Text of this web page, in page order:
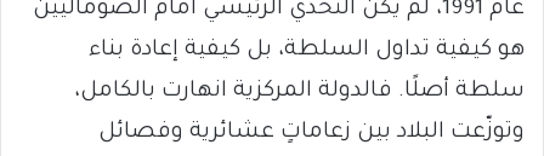
عام 1991، لم يكن التحدّي الرئيسي أمام الصوماليين
هو كيفية تداول السلطة، بل كيفية إعادة بناء
سلطة أصلًا. فالدولة المركزية انهارت بالكامل،
وتوزّعت البلاد بين زعاماتٍ عشائرية وفصائل